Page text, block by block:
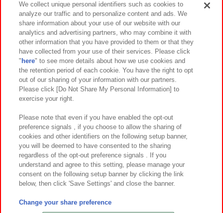
イベント・キャンペーン
関連会社 サステナビリティ サイトポリシー
プライバシーポリシー ウェブアクセシビリティ方針と検証結果
お取引先さまとともに
カスタマーハラスメント対応方針 よくあるご質問・お問い合わせ
©Bandai Namco Amusement Inc.
©Bandai Namco Amusement Lab Inc.
We collect unique personal identifiers such as cookies to
analyze our traffic and to personalize content and ads. We
share information about your use of our website with our
analytics and advertising partners, who may combine it with
other information that you have provided to them or that they
have collected from your use of their services. Please click
" here" to see more details about how we use cookies and
the retention period of each cookie. You have the right to opt
out of our sharing of your information with our partners.
Please click [Do Not Share My Personal Information] to
exercise your right.
Please note that even if you have enabled the opt-out
preference signals , if you choose to allow the sharing of
cookies and other identifiers on the following setup banner,
you will be deemed to have consented to the sharing
regardless of the opt-out preference signals . If you
understand and agree to this setting, please manage your
consent on the following setup banner by clicking the link
below, then click 'Save Settings' and close the banner.
Change your share preference